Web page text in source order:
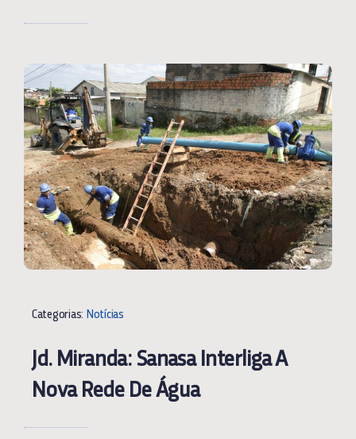
Categorias: Notícias
Jd. Miranda: Sanasa Interliga A
Nova Rede De Água